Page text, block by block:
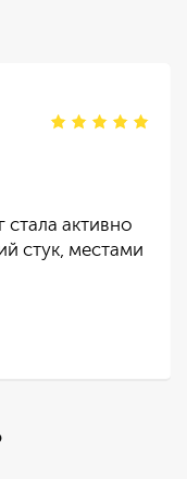
активно
стук, местами